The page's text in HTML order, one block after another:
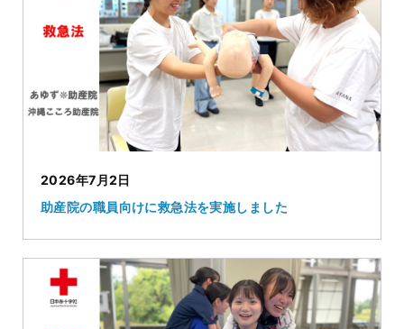
2026年7月2日
助産院の職員向けに救急法を実施しました